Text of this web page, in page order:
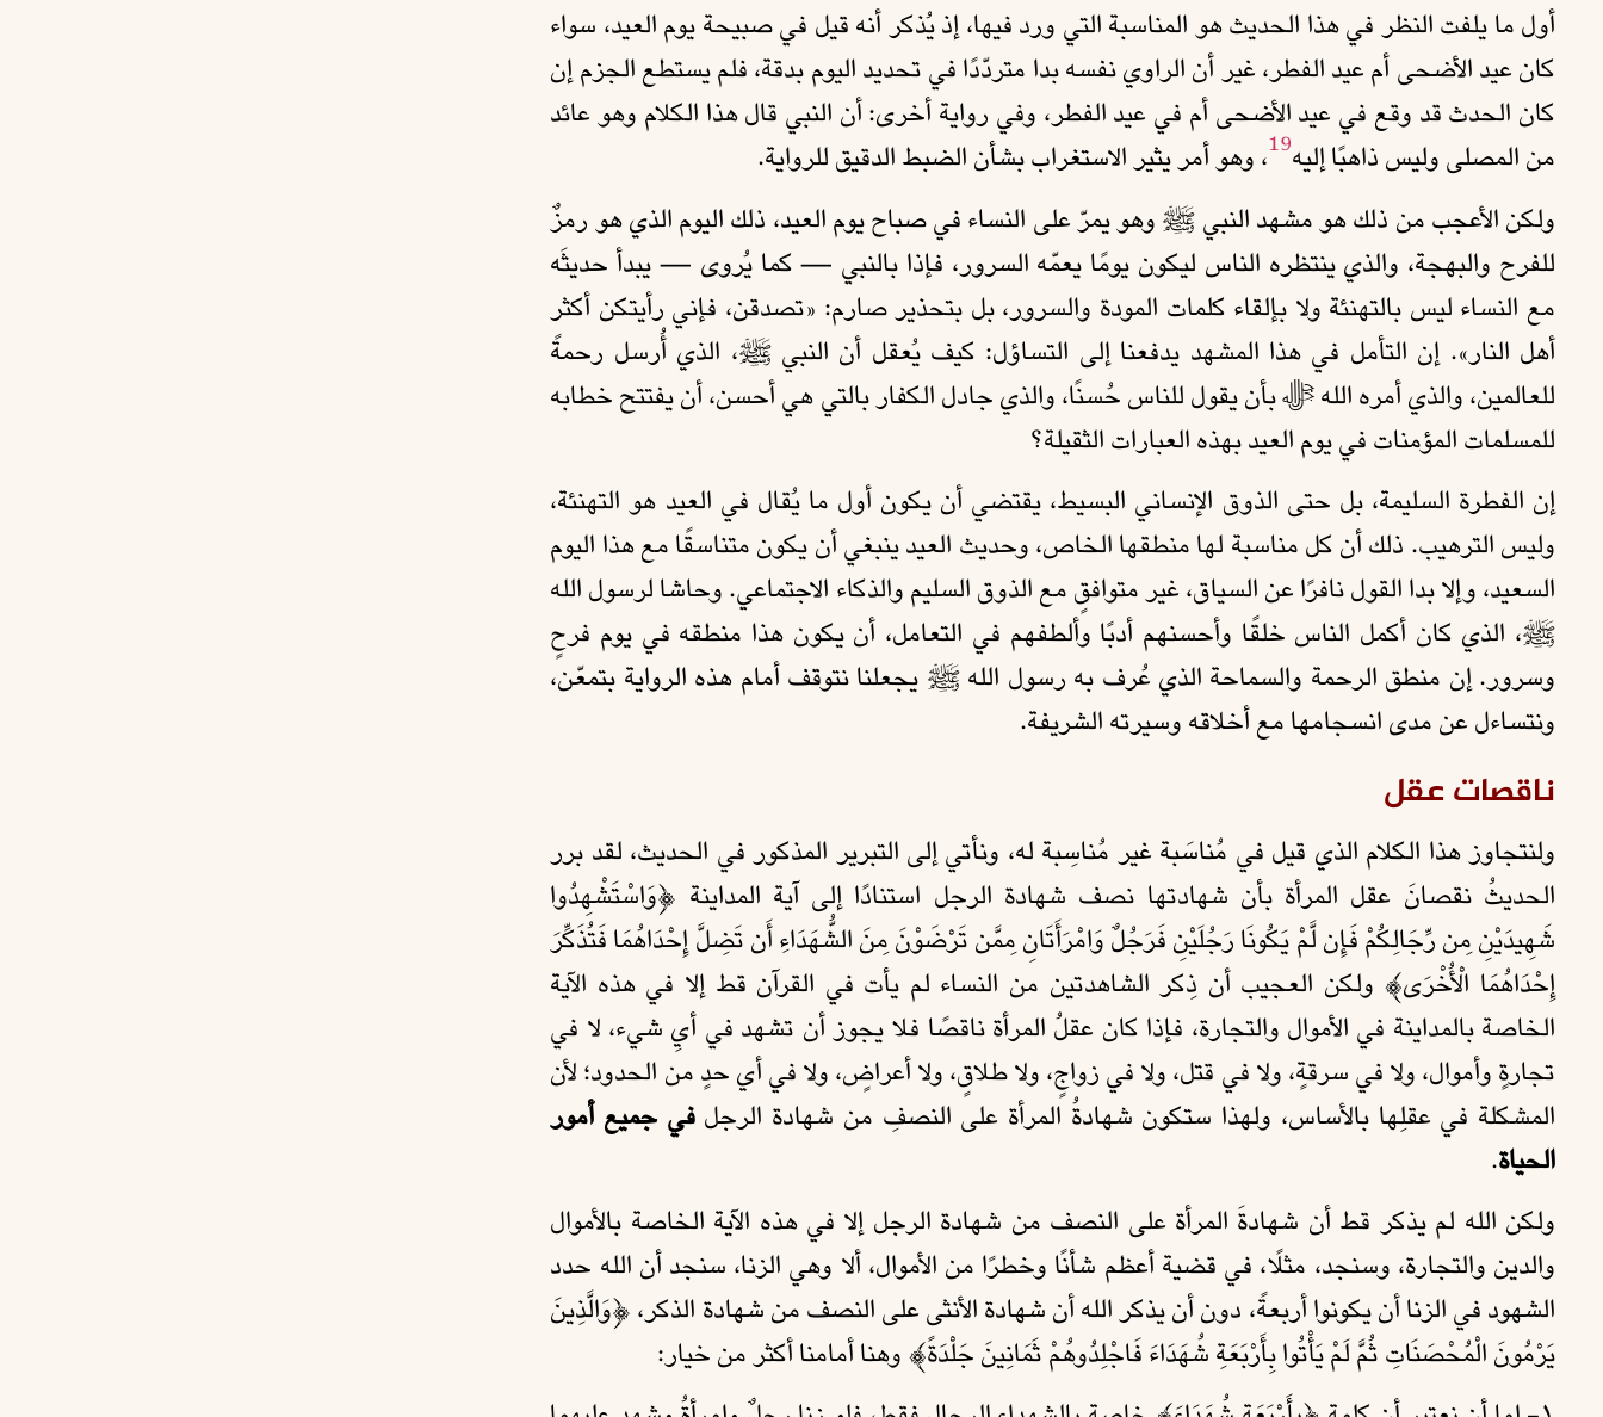
أول ما يلفت النظر في هذا الحديث هو المناسبة التي ورد فيها، إذ يُذكر أنه قيل في صبيحة يوم العيد، سواء
كان عيد الأضحى أم عيد الفطر، غير أن الراوي نفسه بدا متردّدًا في تحديد اليوم بدقة، فلم يستطع الجزم إن
كان الحدث قد وقع في عيد الأضحى أم في عيد الفطر، وفي رواية أخرى: أن النبي قال هذا الكلام وهو عائد
من المصلى وليس ذاهبًا إليه19، وهو أمر يثير الاستغراب بشأن الضبط الدقيق للرواية.
ولكن الأعجب من ذلك هو مشهد النبي ﷺ وهو يمرّ على النساء في صباح يوم العيد، ذلك اليوم الذي هو رمزٌ
للفرح والبهجة، والذي ينتظره الناس ليكون يومًا يعمّه السرور، فإذا بالنبي — كما يُروى — يبدأ حديثَه
مع النساء ليس بالتهنئة ولا بإلقاء كلمات المودة والسرور، بل بتحذير صارم: «تصدقن، فإني رأيتكن أكثر
أهل النار». إن التأمل في هذا المشهد يدفعنا إلى التساؤل: كيف يُعقل أن النبي ﷺ، الذي أُرسل رحمةً
للعالمين، والذي أمره الله ﷻ بأن يقول للناس حُسنًا، والذي جادل الكفار بالتي هي أحسن، أن يفتتح خطابه
للمسلمات المؤمنات في يوم العيد بهذه العبارات الثقيلة؟
إن الفطرة السليمة، بل حتى الذوق الإنساني البسيط، يقتضي أن يكون أول ما يُقال في العيد هو التهنئة،
وليس الترهيب. ذلك أن كل مناسبة لها منطقها الخاص، وحديث العيد ينبغي أن يكون متناسقًا مع هذا اليوم
السعيد، وإلا بدا القول نافرًا عن السياق، غير متوافقٍ مع الذوق السليم والذكاء الاجتماعي. وحاشا لرسول الله
ﷺ، الذي كان أكمل الناس خلقًا وأحسنهم أدبًا وألطفهم في التعامل، أن يكون هذا منطقه في يوم فرحٍ
وسرور. إن منطق الرحمة والسماحة الذي عُرف به رسول الله ﷺ يجعلنا نتوقف أمام هذه الرواية بتمعّن،
ونتساءل عن مدى انسجامها مع أخلاقه وسيرته الشريفة.
ناقصات عقل
ولنتجاوز هذا الكلام الذي قيل في مُناسَبة غير مُناسِبة له، ونأتي إلى التبرير المذكور في الحديث، لقد برر
الحديثُ نقصانَ عقل المرأة بأن شهادتها نصف شهادة الرجل استنادًا إلى آية المداينة ﴿وَاسْتَشْهِدُوا
شَهِيدَيْنِ مِن رِّجَالِكُمْ فَإِن لَّمْ يَكُونَا رَجُلَيْنِ فَرَجُلٌ وَامْرَأَتَانِ مِمَّن تَرْضَوْنَ مِنَ الشُّهَدَاءِ أَن تَضِلَّ إِحْدَاهُمَا فَتُذَكِّرَ
إِحْدَاهُمَا الْأُخْرَى﴾ ولكن العجيب أن ذِكر الشاهدتين من النساء لم يأت في القرآن قط إلا في هذه الآية
الخاصة بالمداينة في الأموال والتجارة، فإذا كان عقلُ المرأة ناقصًا فلا يجوز أن تشهد في أيِ شيء، لا في
تجارةٍ وأموال، ولا في سرقةٍ، ولا في قتل، ولا في زواجٍ، ولا طلاقٍ، ولا أعراضٍ، ولا في أي حدٍ من الحدود؛ لأن
المشكلة في عقلِها بالأساس، ولهذا ستكون شهادةُ المرأة على النصفِ من شهادة الرجلفي جميع أمور
الحياة.
ولكن الله لم يذكر قط أن شهادةَ المرأة على النصف من شهادة الرجل إلا في هذه الآية الخاصة بالأموال
والدين والتجارة، وسنجد، مثلًا، في قضية أعظم شأنًا وخطرًا من الأموال، ألا وهي الزنا، سنجد أن الله حدد
الشهود في الزنا أن يكونوا أربعةً، دون أن يذكر الله أن شهادة الأنثى على النصف من شهادة الذكر، ﴿وَالَّذِينَ
يَرْمُونَ الْمُحْصَنَاتِ ثُمَّ لَمْ يَأْتُوا بِأَرْبَعَةِ شُهَدَاءَ فَاجْلِدُوهُمْ ثَمَانِينَ جَلْدَةً﴾ وهنا أمامنا أكثر من خيار: